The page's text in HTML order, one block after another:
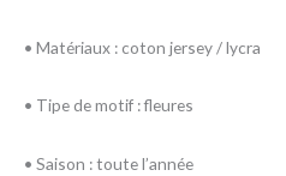
• Matériaux : coton jersey / lycra
• Tipe de motif : fleures
• Saison : toute l’année